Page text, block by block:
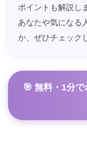
ポイントも解説し
あなたや気になる
か、ぜひチェック
🎯 無料・1分